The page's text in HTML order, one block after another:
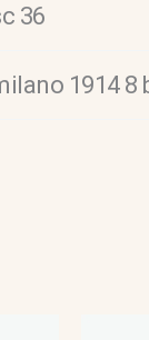
36
1914 8